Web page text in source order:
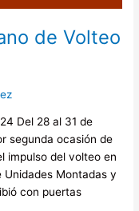
de Volteo
Del 28 al 31 de
segunda ocasión de
impulso del volteo en
Unidades Montadas y
con puertas